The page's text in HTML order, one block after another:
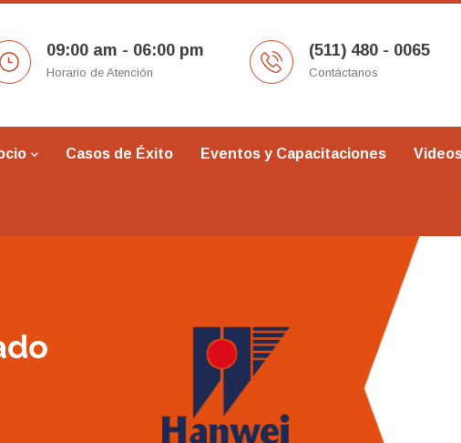
09:00 am - 06:00 pm
Horario de Atención
(511) 480 - 0065
Contáctanos
Casos de Éxito Eventos y Capacitaciones